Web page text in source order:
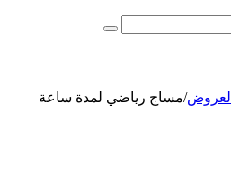
العروض/مساج رياضي لمدة ساعة